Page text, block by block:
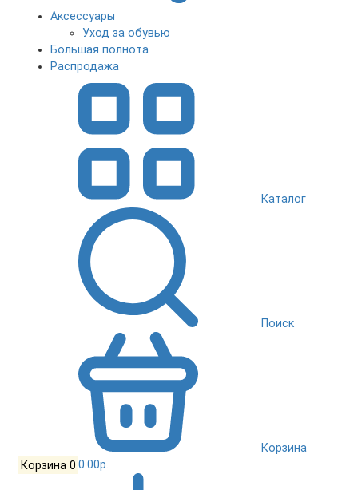
Аксессуары
Уход за обувью
Большая полнота
Распродажа
Каталог
Поиск
Корзина
Корзина 0 0.00р.